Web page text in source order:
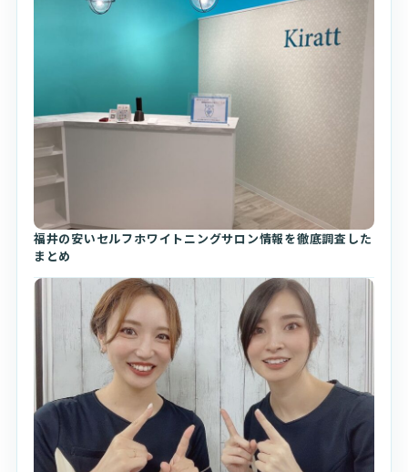
福井の安いセルフホワイトニングサロン情報を徹底調査した
まとめ